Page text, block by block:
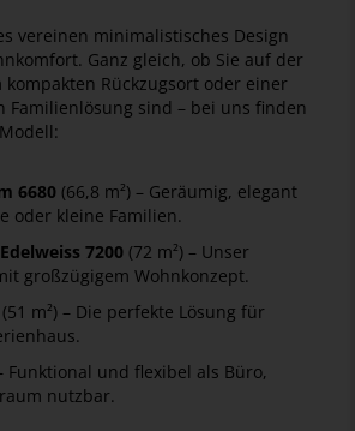
vereinen minimalistisches Design
Ganz gleich, ob Sie auf der
kompakten Rückzugsort oder einer
Familienlösung sind – bei uns finden
6680 (66,8 m²) – Geräumig, elegant
oder kleine Familien.
7200 (72 m²) – Unser
großzügigem Wohnkonzept.
(51 m²) – Die perfekte Lösung für
Funktional und flexibel als Büro,
nutzbar.